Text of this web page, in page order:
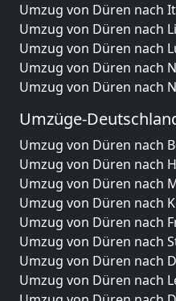
Umzug von Düren nach
Umzug von Düren nach
Umzug von Düren nach
Umzug von Düren nach
Umzug von Düren nach
Umzüge-
Umzug von Düren nach
Umzug von Düren nach
Umzug von Düren nach
Umzug von Düren nach
Umzug von Düren nach
Umzug von Düren nach
Umzug von Düren nach
Umzug von Düren nach